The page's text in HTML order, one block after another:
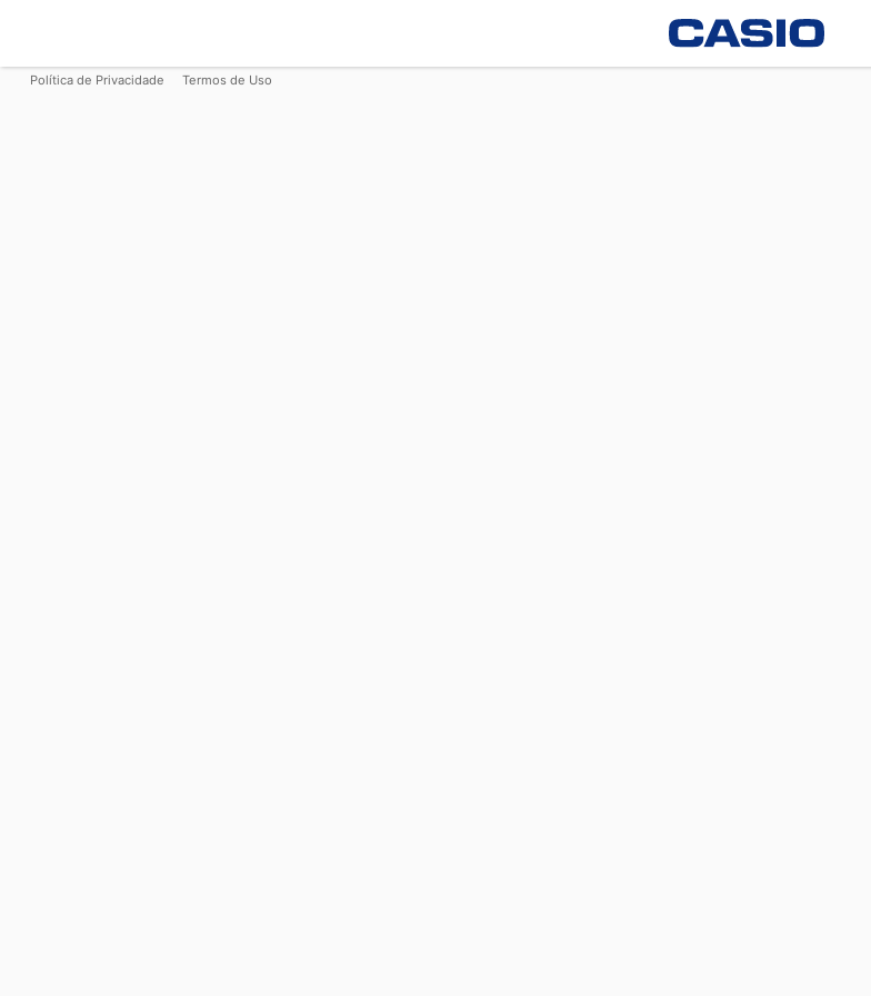
Política de Privacidade Termos de Uso